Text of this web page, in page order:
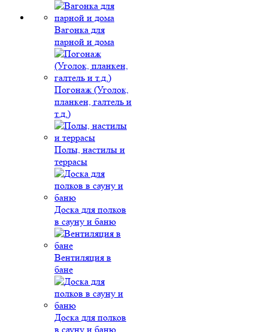
Вагонка для
парной и дома
Погонаж (Уголок,
планкен, галтель и
т.д.)
Полы, настилы и
террасы
Доска для полков
в сауну и баню
Вентиляция в
бане
Доска для полков
в сауну и баню